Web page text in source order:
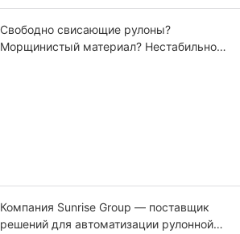
Свободно свисающие рулоны?
Морщинистый материал? Нестабильное
Компания Sunrise Group — поставщик
решений для автоматизации рулонной